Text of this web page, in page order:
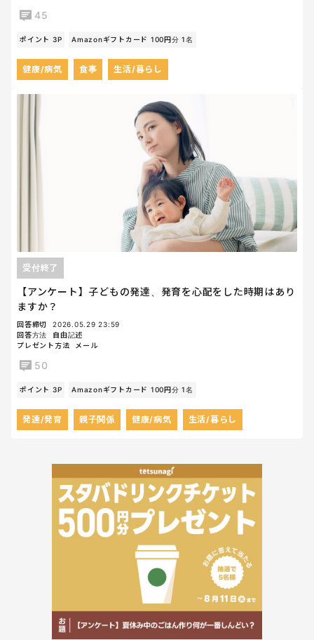
45
ポイント 3P Amazonギフトカード 100円分 1名
健康/病気 食事 生活/暮らし
【アンケート】子どもの発達、発育を心配をした時期はあり
ますか？
受付終了
回答締切
2026.05.29 23:59
回答方法
自由記述
プレゼント方法
メール
50
ポイント 3P Amazonギフトカード 100円分 1名
発達/発育 親子関係 健康/病気 生活/暮らし